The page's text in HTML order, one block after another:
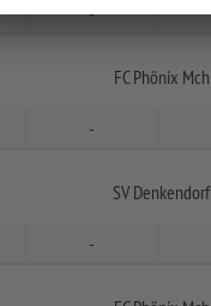
-
FC Phönix Mch
-
SV Denkendorf
-